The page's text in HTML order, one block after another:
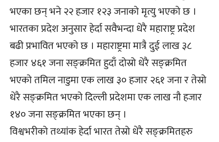
भएका छन् भने २२ हजार १२३ जनाको मृत्यु भएको छ ।
भारतका प्रदेश अनुसार हेर्दा सवैभन्दा धेरै महाराष्ट्र प्रदेश
बढी प्रभावित भएको छ । महाराष्ट्रमा मात्रै दुई लाख ३८
हजार ४६१ जना सङ्क्रमित हुदाँ दोस्रो धेरै सङ्क्रमित
भएको तमिल नाडुमा एक लाख ३० हजार २६१ जना र तेस्रो
धेरै सङ्क्रमित भएको दिल्ली प्रदेशमा एक लाख नौ हजार
१४० जना सङ्क्रमित भएका छन् ।
विश्वभरीको तथ्यांक हेर्दा भारत तेस्रो धेरै सङ्क्रमितहरु